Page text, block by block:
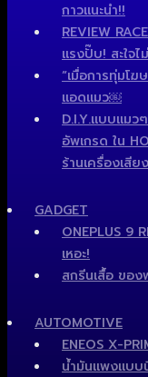
กาวแนะนำ!!
REVIEW
แรงปั๊บ! สะใจไ
“เมื่อการทุ่มโ
แอดแมว￼
D.I.Y.แบบแมว
อัพเกรด ใน
ร้านเครื่องเสีย
GADGET
ONEPLUS 9
เหอะ!
สกรีนเสื้อ ขอ
AUTOMOTIVE
ENEOS X-
น้ำมันแพงแบ